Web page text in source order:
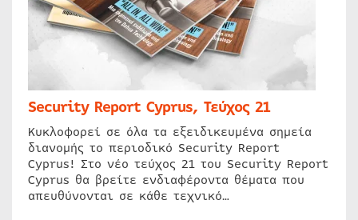
Security Report Cyprus, Τεύχος 21
Κυκλοφορεί σε όλα τα εξειδικευμένα σημεία
διανομής το περιοδικό Security Report
Cyprus! Στο νέο τεύχος 21 του Security Report
Cyprus θα βρείτε ενδιαφέροντα θέματα που
απευθύνονται σε κάθε τεχνικό…